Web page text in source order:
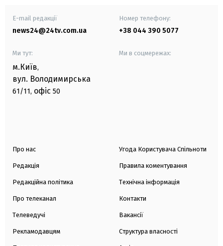
E-mail редакції
news24@24tv.com.ua
Номер телефону:
+38 044 390 5077
Ми тут:
м.Київ,
вул. Володимирська
61/11, офіс 50
Ми в соцмережах:
Про нас
Редакція
Редакційна політика
Про телеканал
Телеведучі
Рекламодавцям
Угода Користувача Спільноти
Правила коментування
Технічна інформація
Контакти
Вакансії
Структура власності